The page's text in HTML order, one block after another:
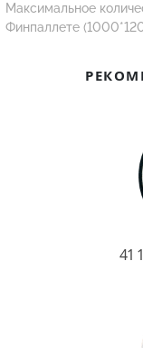
Огнеупорная
Максимальное
Финпаллете
41